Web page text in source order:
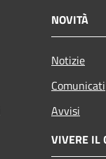
NOVITÀ
Notizie
Comunicati
Avvisi
VIVERE IL